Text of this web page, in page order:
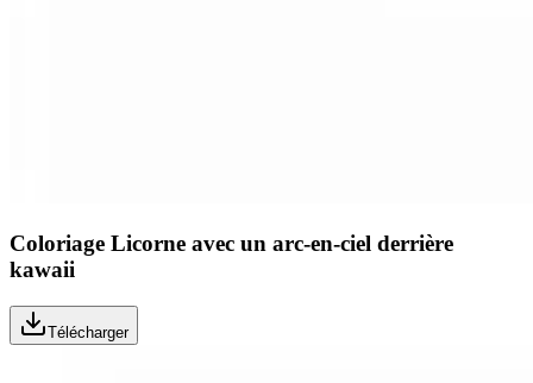
Coloriage Licorne avec un arc-en-ciel derrière
kawaii
Télécharger